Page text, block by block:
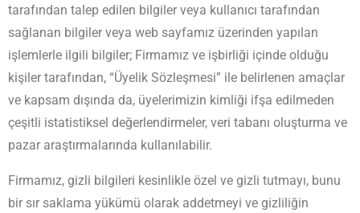
tarafından talep edilen bilgiler veya kullanıcı tarafından
sağlanan bilgiler veya web sayfamız üzerinden yapılan
işlemlerle ilgili bilgiler; Firmamız ve işbirliği içinde olduğu
kişiler tarafından, “Üyelik Sözleşmesi” ile belirlenen amaçlar
ve kapsam dışında da, üyelerimizin kimliği ifşa edilmeden
çeşitli istatistiksel değerlendirmeler, veri tabanı oluşturma ve
pazar araştırmalarında kullanılabilir.
Firmamız, gizli bilgileri kesinlikle özel ve gizli tutmayı, bunu
bir sır saklama yükümü olarak addetmeyi ve gizliliğin